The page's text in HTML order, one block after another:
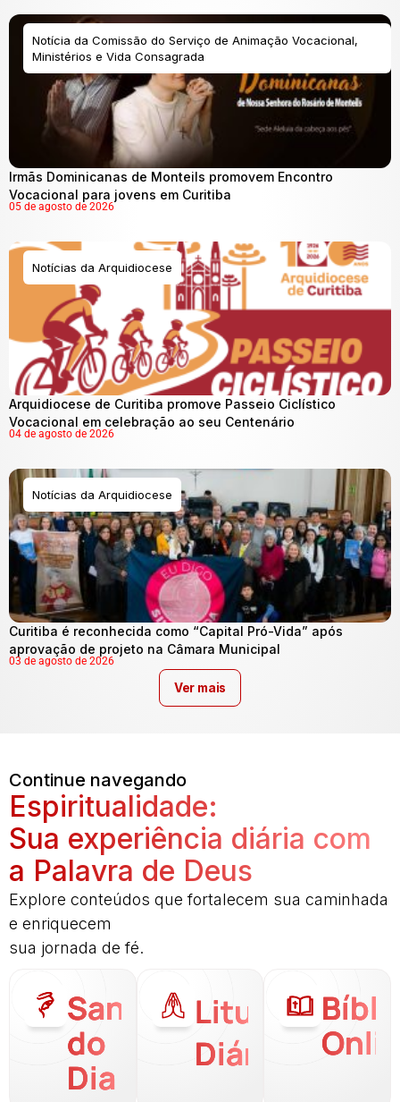
Notícia da Comissão do Serviço de Animação Vocacional,
Ministérios e Vida Consagrada
Irmãs Dominicanas de Monteils promovem Encontro
Vocacional para jovens em Curitiba
05 de agosto de 2026
Notícias da Arquidiocese
Arquidiocese de Curitiba promove Passeio Ciclístico
Vocacional em celebração ao seu Centenário
04 de agosto de 2026
Notícias da Arquidiocese
Curitiba é reconhecida como “Capital Pró-Vida” após
aprovação de projeto na Câmara Municipal
03 de agosto de 2026
Ver mais
Continue navegando
Espiritualidade:
Sua experiência diária com
a Palavra de Deus
Explore conteúdos que fortalecem sua caminhada
e enriquecem
sua jornada de fé.
Santo
do
Dia
Liturgia
Diária